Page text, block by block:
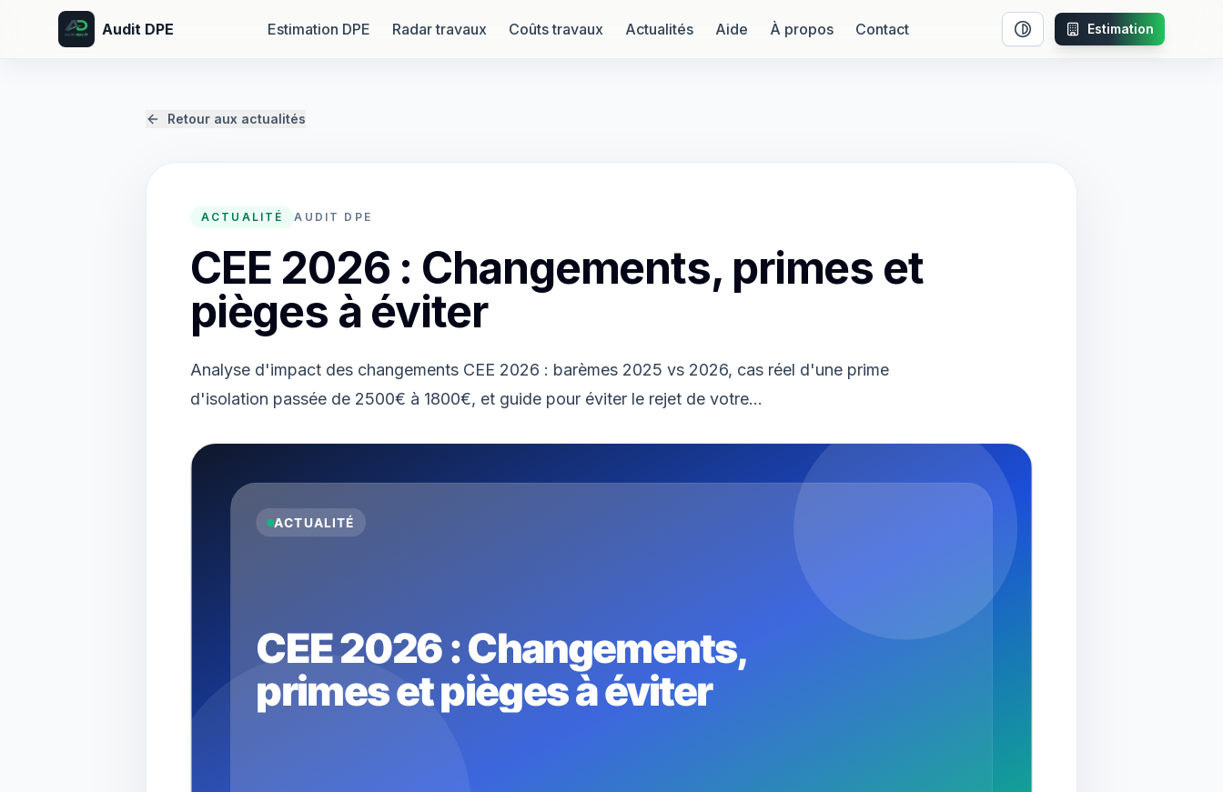
Audit DPE Estimation DPE Radar travaux Coûts travaux Actualités Aide À propos Contact Activer le mode contraste
Estimation
Retour aux actualités
ACTUALITÉ AUDIT DPE
CEE 2026 : Changements, primes et
pièges à éviter
Analyse d'impact des changements CEE 2026 : barèmes 2025 vs 2026, cas réel d'une prime
d'isolation passée de 2500€ à 1800€, et guide pour éviter le rejet de votre…